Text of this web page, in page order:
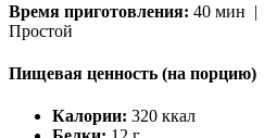
Время приготовления: 40 мин |
Простой
Пищевая ценность (на порцию)
Калории: 320 ккал